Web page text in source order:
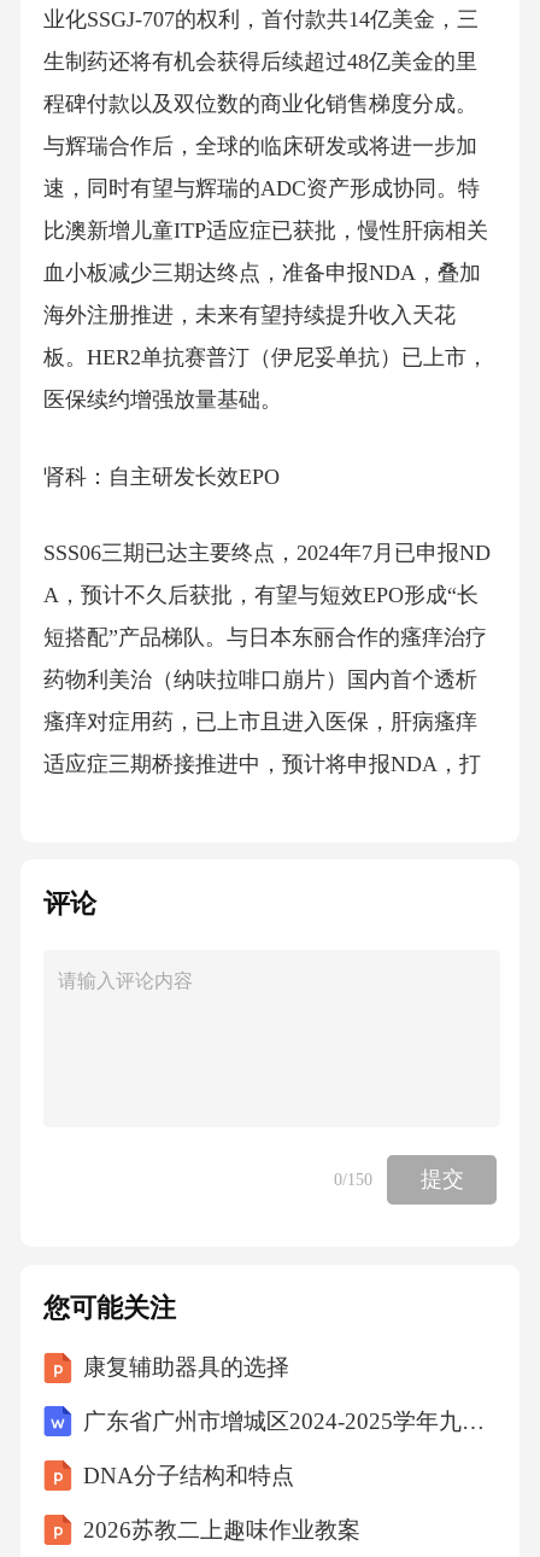
业化SSGJ-707的权利，首付款共14亿美金，三
生制药还将有机会获得后续超过48亿美金的里
程碑付款以及双位数的商业化销售梯度分成。
与辉瑞合作后，全球的临床研发或将进一步加
速，同时有望与辉瑞的ADC资产形成协同。特
比澳新增儿童ITP适应症已获批，慢性肝病相关
血小板减少三期达终点，准备申报NDA，叠加
海外注册推进，未来有望持续提升收入天花
板。HER2单抗赛普汀（伊尼妥单抗）已上市，
医保续约增强放量基础。
肾科：自主研发长效EPO
SSS06三期已达主要终点，2024年7月已申报ND
A，预计不久后获批，有望与短效EPO形成“长
短搭配”产品梯队。与日本东丽合作的瘙痒治疗
药物利美治（纳呋拉啡口崩片）国内首个透析
瘙痒对症用药，已上市且进入医保，肝病瘙痒
适应症三期桥接推进中，预计将申报NDA，打
免管线率先商业化的品种。613（IL-1β）已申报
获批，被视为推动蔓迪品类持续高增的新一轮
酮乳膏）国内桥接试验已启动，处于三期中，
切入巨大痤疮市场，有望与蔓迪形成消费皮肤
板块协同。2024年公司引入司美格鲁肽预计202
6年获批。2报告摘要
评论
0/150 提交
您可能关注
康复辅助器具的选择
广东省广州市增城区2024-2025学年九年级上学期期中历史试题（含答案）
DNA分子结构和特点
2026苏教二上趣味作业教案